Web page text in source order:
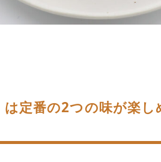
は定番の2つの味が楽